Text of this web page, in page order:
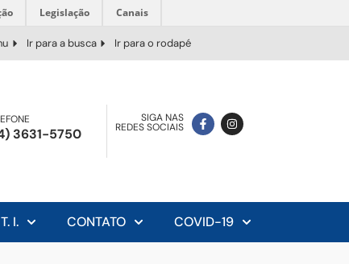
Legislação Canais
Ir para a busca Ir para o rodapé
3631-5750
SIGA NAS
REDES SOCIAIS
T. I. CONTATO COVID-19